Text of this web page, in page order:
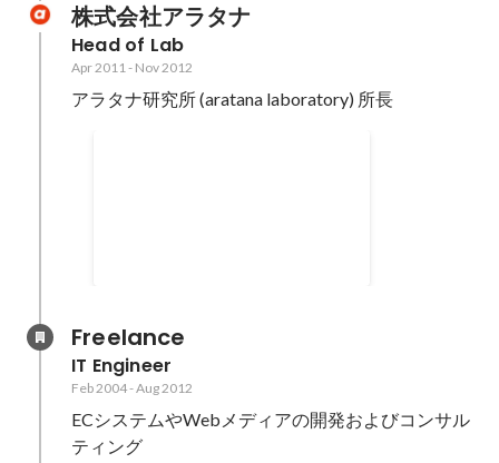
株式会社アラタナ
Head of Lab
Apr 2011- Nov 2012
アラタナ研究所 (aratana laboratory) 所長
Freelance
IT Engineer
Feb 2004-Aug 2012
ECシステムやWebメディアの開発およびコンサル
ティング